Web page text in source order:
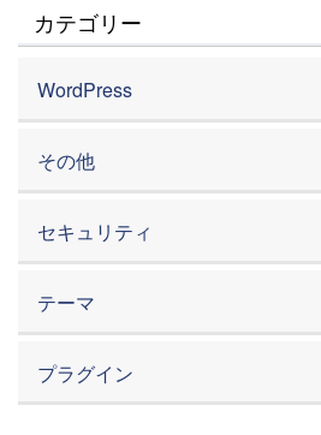
カテゴリー
WordPress
その他
セキュリティ
テーマ
プラグイン